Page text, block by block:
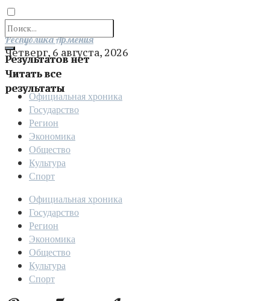
Результатов нет
Читать все
результаты
Отправить
Республика Армения
Четверг, 6 августа, 2026
Официальная хроника
Государство
Регион
Экономика
Общество
Культура
Спорт
Официальная хроника
Государство
Регион
Экономика
Общество
Культура
Спорт